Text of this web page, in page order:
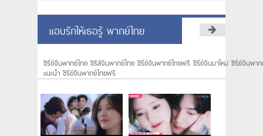
แอบรักให้เธอรู้ พากย์ไทย
ซีรี่ย์จีนพากย์ไทย ซีรีส์จีนพากย์ไทย ซีรี่ย์จีนพากย์ไทยฟรี ซีรี่ย์จีนมาใหม่ ซีรี่ย์จีนพา
แนะนํา ซีรี่ย์จีนพากย์ไทยฟรี